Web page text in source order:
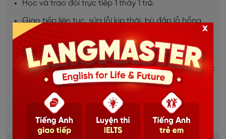
Học và trao đổi trực tiếp 1 thầy 1 trò.
Giao tiếp liên tục, sửa lỗi kịp thời, bù đắp lỗ hổng
ngay lập tức.
Lộ trình học được thiết kế riêng cho từng học viên.
Dựa trên mục tiêu, đặc thù từng ngành việc của học
viên.
Học mọi lúc mọi nơi, thời gian linh hoạt.
Chi tiết
x